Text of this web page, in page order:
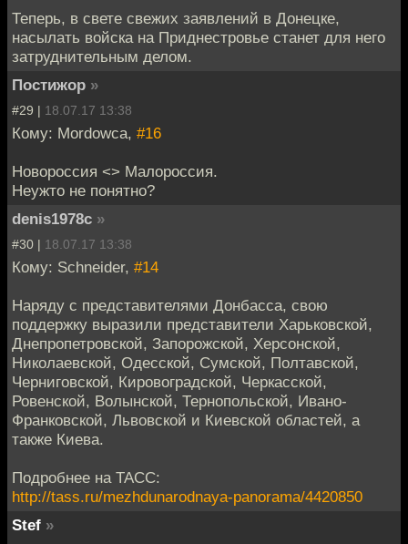
Теперь, в свете свежих заявлений в Донецке,
насылать войска на Приднестровье станет для него
затруднительным делом.
Постижор »
#29 | 18.07.17 13:38
Кому: Mordowca, #16
Новороссия <> Малороссия.
Неужто не понятно?
denis1978c »
#30 | 18.07.17 13:38
Кому: Schneider, #14
Наряду с представителями Донбасса, свою
поддержку выразили представители Харьковской,
Днепропетровской, Запорожской, Херсонской,
Николаевской, Одесской, Сумской, Полтавской,
Черниговской, Кировоградской, Черкасской,
Ровенской, Волынской, Тернопольской, Ивано-
Франковской, Львовской и Киевской областей, а
также Киева.
Подробнее на ТАСС:
http://tass.ru/mezhdunarodnaya-panorama/4420850
Stef »